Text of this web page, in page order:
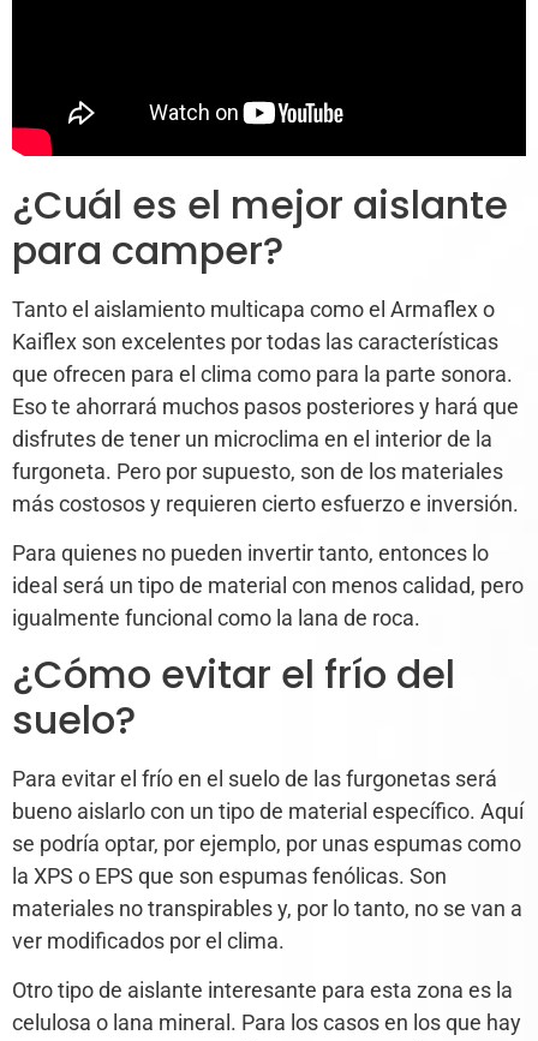
¿Cuál es el mejor aislante
para camper?
Tanto el aislamiento multicapa como el Armaflex o
Kaiflex son excelentes por todas las características
que ofrecen para el clima como para la parte sonora.
Eso te ahorrará muchos pasos posteriores y hará que
disfrutes de tener un microclima en el interior de la
furgoneta. Pero por supuesto, son de los materiales
más costosos y requieren cierto esfuerzo e inversión.
Para quienes no pueden invertir tanto, entonces lo
ideal será un tipo de material con menos calidad, pero
igualmente funcional como la lana de roca.
¿Cómo evitar el frío del
suelo?
Para evitar el frío en el suelo de las furgonetas será
bueno aislarlo con un tipo de material específico. Aquí
se podría optar, por ejemplo, por unas espumas como
la XPS o EPS que son espumas fenólicas. Son
materiales no transpirables y, por lo tanto, no se van a
ver modificados por el clima.
Otro tipo de aislante interesante para esta zona es la
celulosa o lana mineral. Para los casos en los que hay